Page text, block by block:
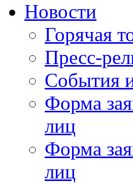
Новости
Горячая
Пресс-
События
Форма
лиц
Форма
лиц